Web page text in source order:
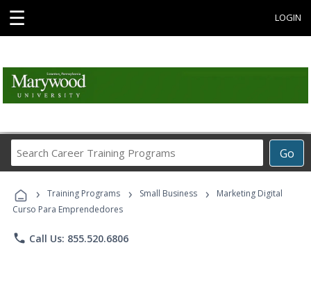
☰ LOGIN
Go
Career
Programs
› Training Programs › Small Business ›
Marketing Digital
Curso Para Emprendedores
phone Call Us: 855.520.6806